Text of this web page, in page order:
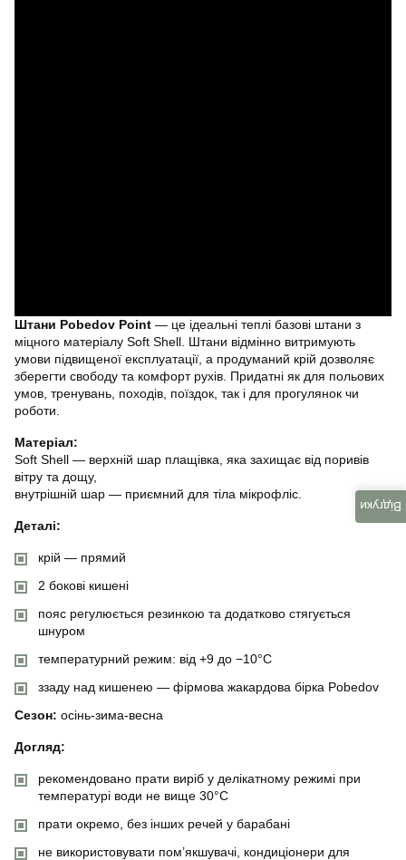
Штани Pobedov Point — це ідеальні теплі базові штани з
міцного матеріалу Soft Shell. Штани відмінно витримують
умови підвищеної експлуатації, а продуманий крій дозволяє
зберегти свободу та комфорт рухів. Придатні як для польових
умов, тренувань, походів, поїздок, так і для прогулянок чи
роботи.
Матеріал:
Soft Shell — верхній шар плащівка, яка захищає від поривів
вітру та дощу,
внутрішній шар — приємний для тіла мікрофліс.
Деталі:
крій — прямий
2 бокові кишені
пояс регулюється резинкою та додатково стягується
шнуром
температурний режим: від +9 до −10°C
ззаду над кишенею — фірмова жакардова бірка Pobedov
Сезон: осінь-зима-весна
Догляд:
рекомендовано прати виріб у делікатному режимі при
температурі води не вище 30°C
прати окремо, без інших речей у барабані
не використовувати пом’якшувачі, кондиціонери для
Відгуки